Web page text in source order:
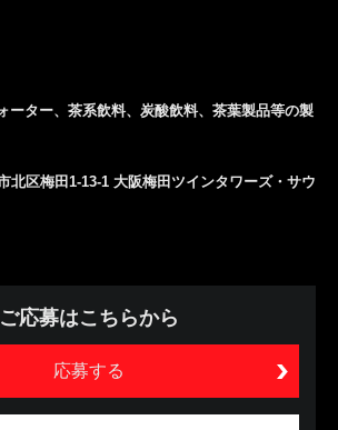
ーター、茶系飲料、炭酸飲料、茶葉製品等の製
北区梅田1-13-1 大阪梅田ツインタワーズ・サウ
ご応募はこちらから
応募する